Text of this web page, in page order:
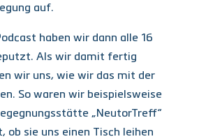
auf.
haben wir dann alle 16
Als wir damit fertig
wir uns, wie wir das mit der
So waren wir beispielsweise
„NeutorTreff“
ob sie uns einen Tisch leihen